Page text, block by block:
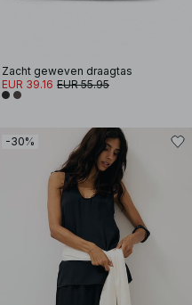
Zacht geweven draagtas
EUR 39.16 EUR 55.95
-30%